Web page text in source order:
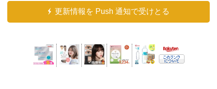
更新情報を Push 通知で受けとる